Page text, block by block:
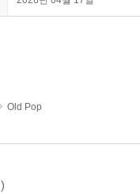
Old Pop